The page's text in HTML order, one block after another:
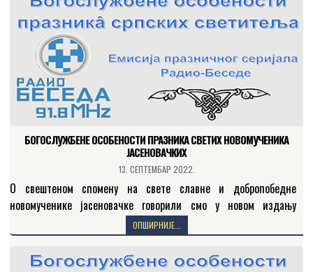
БОГОСЛУЖБЕНЕ ОСОБЕНОСТИ ПРАЗНИКА СВЕТИХ НОВОМУЧЕНИКА
ЈАСЕНОВАЧКИХ
13. СЕПТЕМБАР 2022.
О свештеном спомену на свете славне и добропобедне
новомученике јасеновачке говорили смо у новом издању
емисије „Богослужбене особености празникâ српских
светитељаˮ, а у оквиру празничног…
ОПШИРНИЈЕ...